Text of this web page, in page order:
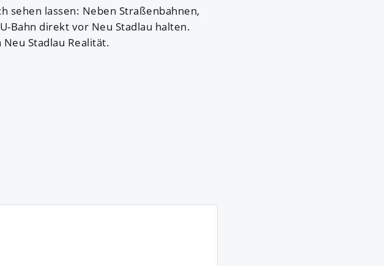
sehen lassen: Neben Straßenbahnen,
Bahn direkt vor Neu Stadlau halten.
Stadlau Realität.